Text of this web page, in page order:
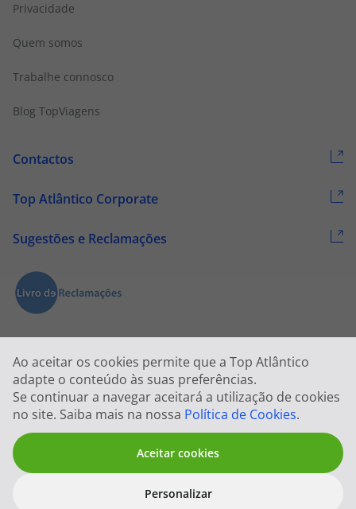
Ao aceitar os cookies permite que a Top Atlântico
adapte o conteúdo às suas preferências.
Se continuar a navegar aceitará a utilização de cookies
no site. Saiba mais na nossa Política de Cookies.
Aceitar cookies
Personalizar
Privacidade
Quem somos
Trabalhe connosco
Blog TopViagens
Contactos
Top Atlântico Corporate
Sugestões e Reclamações
2026 © Todos os direitos reservados:Top Atlântico, Viagens e Turismo